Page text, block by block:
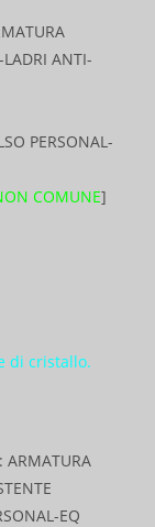
ANTI-
PERSONAL-
COMUNE]
di cristallo.
EQ